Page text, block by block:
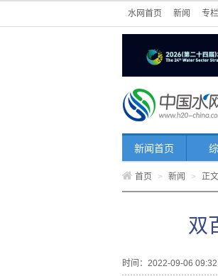
水网首页 新闻 专栏
新闻首页
首页 > 新闻 > 正文
双
时间：2022-09-06 09:32